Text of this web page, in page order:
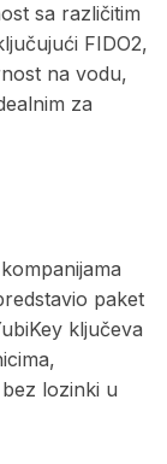
sa različitim
FIDO2,
na vodu,
za
paket
ključeva
lozinki u